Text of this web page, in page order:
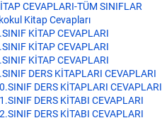
CEVAPLARI-TÜM SINIFLAR
Kitap Cevapları
KİTAP CEVAPLARI
KİTAP CEVAPLARI
KİTAP CEVAPLARI
DERS KİTAPLARI CEVAPLARI
DERS KİTAPLARI CEVAPLARI
DERS KİTABI CEVAPLARI
DERS KİTABI CEVAPLARI